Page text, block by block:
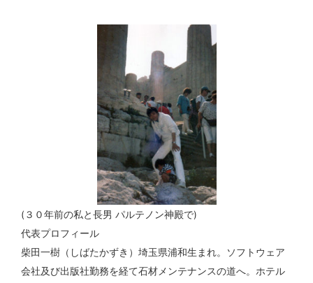
(３０年前の私と長男 パルテノン神殿で)
代表プロフィール
柴田一樹（しばたかずき）埼玉県浦和生まれ。ソフトウェア
会社及び出版社勤務を経て石材メンテナンスの道へ。ホテル